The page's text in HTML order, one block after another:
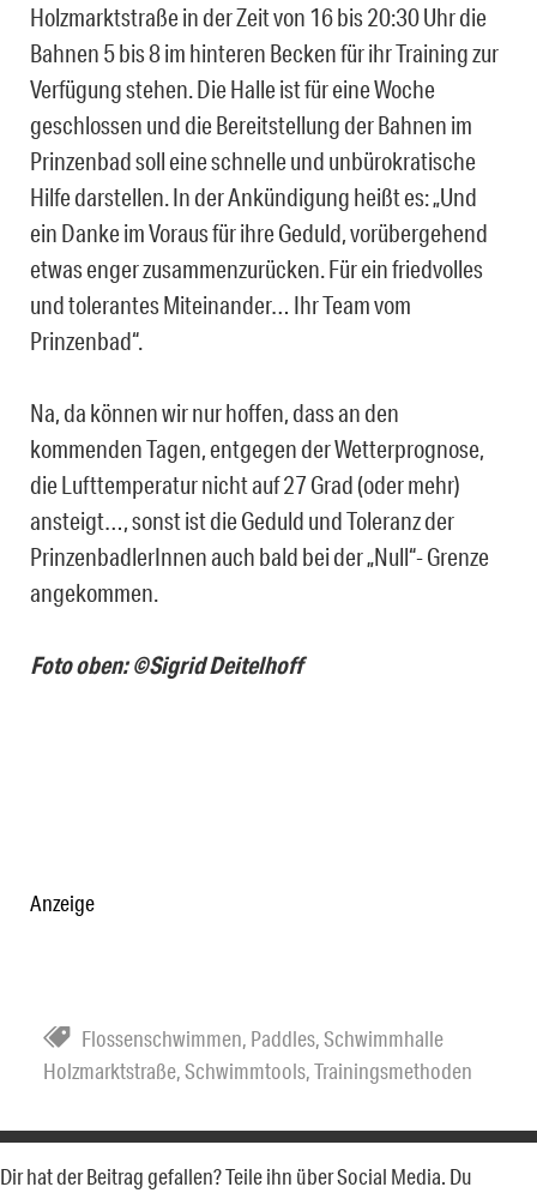
Holzmarktstraße in der Zeit von 16 bis 20:30 Uhr die
Bahnen 5 bis 8 im hinteren Becken für ihr Training zur
Verfügung stehen. Die Halle ist für eine Woche
geschlossen und die Bereitstellung der Bahnen im
Prinzenbad soll eine schnelle und unbürokratische
Hilfe darstellen. In der Ankündigung heißt es: „Und
ein Danke im Voraus für ihre Geduld, vorübergehend
etwas enger zusammenzurücken. Für ein friedvolles
und tolerantes Miteinander… Ihr Team vom
Prinzenbad“.
Na, da können wir nur hoffen, dass an den
kommenden Tagen, entgegen der Wetterprognose,
die Lufttemperatur nicht auf 27 Grad (oder mehr)
ansteigt…, sonst ist die Geduld und Toleranz der
PrinzenbadlerInnen auch bald bei der „Null“- Grenze
angekommen.
Foto oben: ©Sigrid Deitelhoff
Anzeige
Flossenschwimmen, Paddles,Schwimmhalle
Holzmarktstraße,Schwimmtools,Trainingsmethoden
Dir hat der Beitrag gefallen? Teile ihn über Social Media. Du